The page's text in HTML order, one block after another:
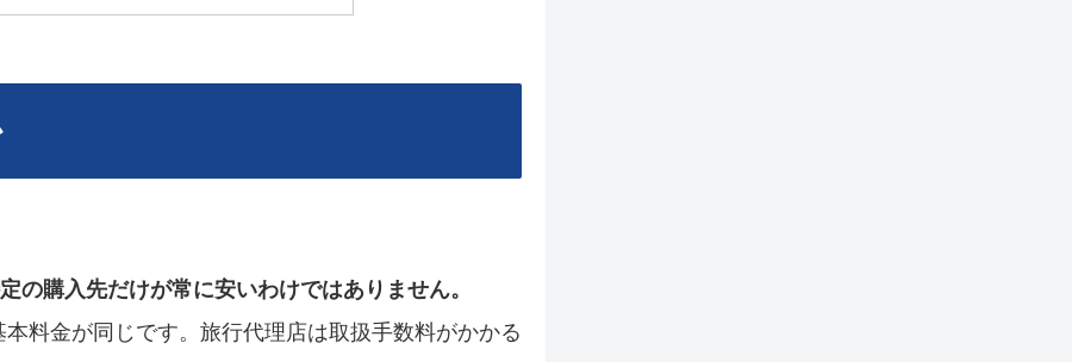
の購入先だけが常に安いわけではありません。
料金が同じです。旅行代理店は取扱手数料がかかる